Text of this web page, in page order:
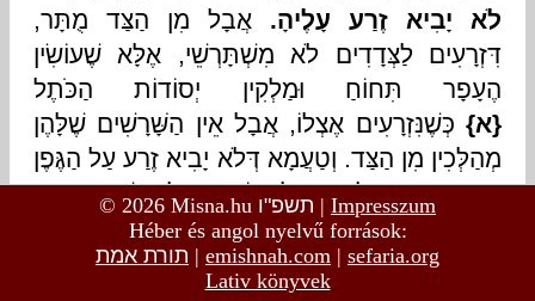
© 2026 Misna.hu תשפ"ו | Impresszum
Héber és angol nyelvű források:
תורת אמת | emishnah.com | sefaria.org
Lativ könyvek